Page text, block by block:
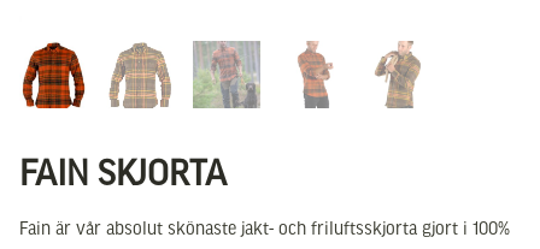
FAIN SKJORTA
Fain är vår absolut skönaste jakt- och friluftsskjorta gjort i 100%